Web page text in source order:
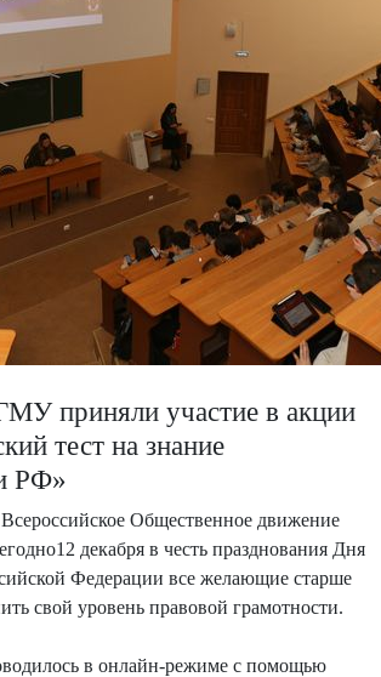
приняли участие в акции
тест на знание
РФ»
Общественное движение
декабря в честь празднования Дня
Федерации все желающие старше
свой уровень правовой грамотности.
в онлайн-режиме с помощью